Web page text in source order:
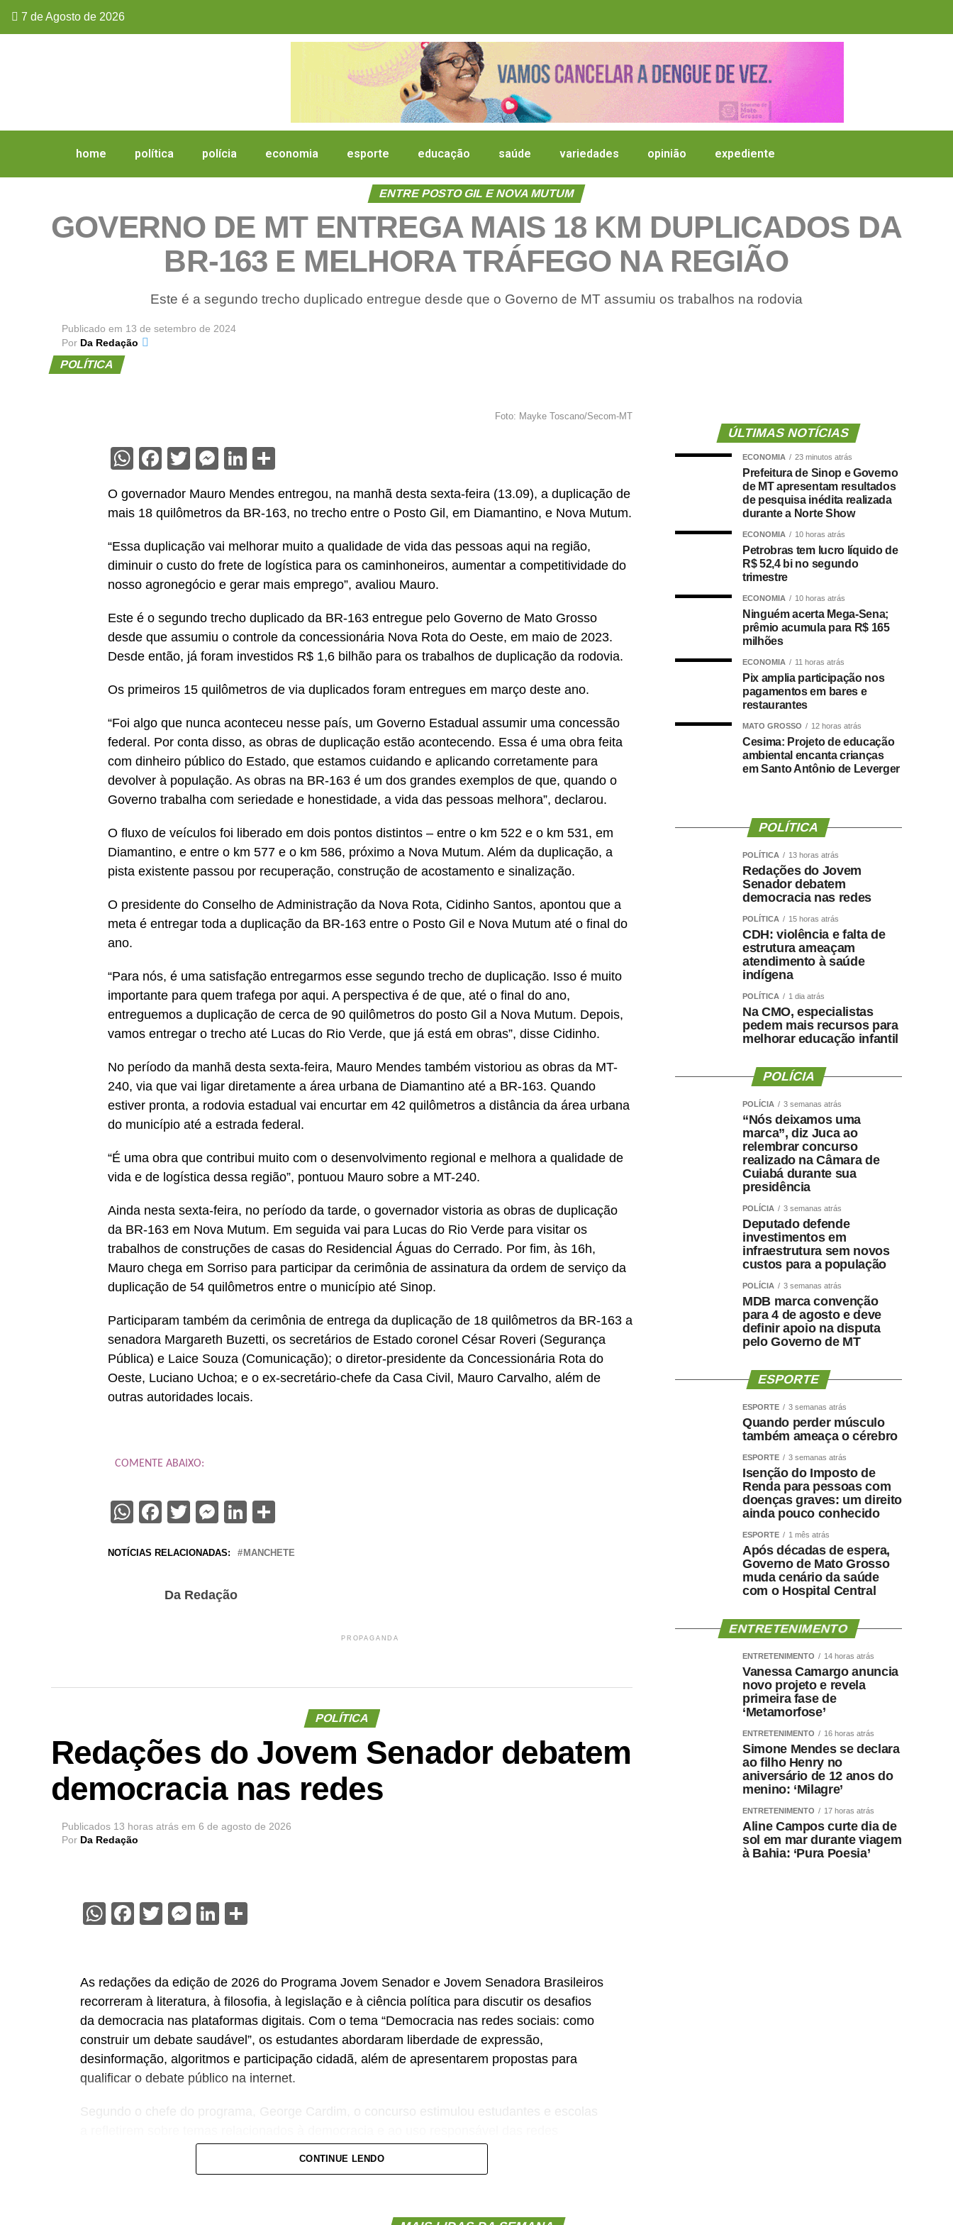
7 de Agosto de 2026
home política polícia economia esporte educação saúde variedades opinião expediente
ENTRE POSTO GIL E NOVA MUTUM
GOVERNO DE MT ENTREGA MAIS 18 KM DUPLICADOS DA
BR-163 E MELHORA TRÁFEGO NA REGIÃO
Este é a segundo trecho duplicado entregue desde que o Governo de MT assumiu os trabalhos na rodovia
Publicado em 13 de setembro de 2024
Por Da Redação
POLÍTICA
Foto: Mayke Toscano/Secom-MT
WhatsApp
Facebook
TwitterMessenger
LinkedIn
O governador Mauro Mendes entregou, na manhã desta sexta-feira (13.09), a duplicação de
mais 18 quilômetros da BR-163, no trecho entre o Posto Gil, em Diamantino, e Nova Mutum.
“Essa duplicação vai melhorar muito a qualidade de vida das pessoas aqui na região,
diminuir o custo do frete de logística para os caminhoneiros, aumentar a competitividade do
nosso agronegócio e gerar mais emprego”, avaliou Mauro.
Este é o segundo trecho duplicado da BR-163 entregue pelo Governo de Mato Grosso
desde que assumiu o controle da concessionária Nova Rota do Oeste, em maio de 2023.
Desde então, já foram investidos R$ 1,6 bilhão para os trabalhos de duplicação da rodovia.
Os primeiros 15 quilômetros de via duplicados foram entregues em março deste ano.
“Foi algo que nunca aconteceu nesse país, um Governo Estadual assumir uma concessão
federal. Por conta disso, as obras de duplicação estão acontecendo. Essa é uma obra feita
com dinheiro público do Estado, que estamos cuidando e aplicando corretamente para
devolver à população. As obras na BR-163 é um dos grandes exemplos de que, quando o
Governo trabalha com seriedade e honestidade, a vida das pessoas melhora”, declarou.
O fluxo de veículos foi liberado em dois pontos distintos – entre o km 522 e o km 531, em
Diamantino, e entre o km 577 e o km 586, próximo a Nova Mutum. Além da duplicação, a
pista existente passou por recuperação, construção de acostamento e sinalização.
O presidente do Conselho de Administração da Nova Rota, Cidinho Santos, apontou que a
meta é entregar toda a duplicação da BR-163 entre o Posto Gil e Nova Mutum até o final do
ano.
“Para nós, é uma satisfação entregarmos esse segundo trecho de duplicação. Isso é muito
importante para quem trafega por aqui. A perspectiva é de que, até o final do ano,
entreguemos a duplicação de cerca de 90 quilômetros do posto Gil a Nova Mutum. Depois,
vamos entregar o trecho até Lucas do Rio Verde, que já está em obras”, disse Cidinho.
No período da manhã desta sexta-feira, Mauro Mendes também vistoriou as obras da MT-
240, via que vai ligar diretamente a área urbana de Diamantino até a BR-163. Quando
estiver pronta, a rodovia estadual vai encurtar em 42 quilômetros a distância da área urbana
do município até a estrada federal.
“É uma obra que contribui muito com o desenvolvimento regional e melhora a qualidade de
vida e de logística dessa região”, pontuou Mauro sobre a MT-240.
Ainda nesta sexta-feira, no período da tarde, o governador vistoria as obras de duplicação
da BR-163 em Nova Mutum. Em seguida vai para Lucas do Rio Verde para visitar os
trabalhos de construções de casas do Residencial Águas do Cerrado. Por fim, às 16h,
Mauro chega em Sorriso para participar da cerimônia de assinatura da ordem de serviço da
duplicação de 54 quilômetros entre o município até Sinop.
Participaram também da cerimônia de entrega da duplicação de 18 quilômetros da BR-163 a
senadora Margareth Buzetti, os secretários de Estado coronel César Roveri (Segurança
Pública) e Laice Souza (Comunicação); o diretor-presidente da Concessionária Rota do
Oeste, Luciano Uchoa; e o ex-secretário-chefe da Casa Civil, Mauro Carvalho, além de
outras autoridades locais.
COMENTE ABAIXO:
WhatsApp
Facebook
TwitterMessenger
LinkedIn
NOTÍCIAS RELACIONADAS: MANCHETE
Da Redação
PROPAGANDA
POLÍTICA
Redações do Jovem Senador debatem
democracia nas redes
Publicados 13 horas atrás em 6 de agosto de 2026
Por Da Redação
WhatsApp
Facebook
TwitterMessenger
LinkedIn
As redações da edição de 2026 do Programa Jovem Senador e Jovem Senadora Brasileiros
recorreram à literatura, à filosofia, à legislação e à ciência política para discutir os desafios
da democracia nas plataformas digitais. Com o tema “Democracia nas redes sociais: como
construir um debate saudável”, os estudantes abordaram liberdade de expressão,
desinformação, algoritmos e participação cidadã, além de apresentarem propostas para
qualificar o debate público na internet.
Segundo o chefe do programa, George Cardim, o concurso estimulou estudantes e escolas
construção de um ambiente digital mais responsável, plural e respeitoso — afirmou.
CONTINUE LENDO
ÚLTIMAS NOTÍCIAS
ECONOMIA 23 minutos atrás
Prefeitura de Sinop e Governo
de MT apresentam resultados
de pesquisa inédita realizada
durante a Norte Show
ECONOMIA 10 horas atrás
Petrobras tem lucro líquido de
R$ 52,4 bi no segundo
trimestre
ECONOMIA 10 horas atrás
Ninguém acerta Mega-Sena;
prêmio acumula para R$ 165
milhões
ECONOMIA 11 horas atrás
Pix amplia participação nos
pagamentos em bares e
restaurantes
MATO GROSSO 12 horas atrás
Cesima: Projeto de educação
ambiental encanta crianças
em Santo Antônio de Leverger
POLÍTICA
POLÍTICA 13 horas atrás
Redações do Jovem
Senador debatem
democracia nas redes
POLÍTICA 15 horas atrás
CDH: violência e falta de
estrutura ameaçam
atendimento à saúde
indígena
POLÍTICA 1 dia atrás
Na CMO, especialistas
pedem mais recursos para
melhorar educação infantil
POLÍCIA
POLÍCIA 3 semanas atrás
“Nós deixamos uma
marca”, diz Juca ao
relembrar concurso
realizado na Câmara de
Cuiabá durante sua
presidência
POLÍCIA 3 semanas atrás
Deputado defende
investimentos em
infraestrutura sem novos
custos para a população
POLÍCIA 3 semanas atrás
MDB marca convenção
para 4 de agosto e deve
definir apoio na disputa
pelo Governo de MT
ESPORTE
ESPORTE 3 semanas atrás
Quando perder músculo
também ameaça o cérebro
ESPORTE 3 semanas atrás
Isenção do Imposto de
Renda para pessoas com
doenças graves: um direito
ainda pouco conhecido
ESPORTE 1 mês atrás
Após décadas de espera,
Governo de Mato Grosso
muda cenário da saúde
com o Hospital Central
ENTRETENIMENTO
ENTRETENIMENTO 14 horas atrás
Vanessa Camargo anuncia
novo projeto e revela
primeira fase de
‘Metamorfose’
ENTRETENIMENTO 16 horas atrás
Simone Mendes se declara
ao filho Henry no
aniversário de 12 anos do
menino: ‘Milagre’
ENTRETENIMENTO 17 horas atrás
Aline Campos curte dia de
sol em mar durante viagem
à Bahia: ‘Pura Poesia’